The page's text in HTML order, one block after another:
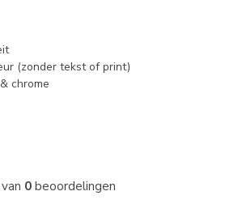
(zonder tekst of print)
chrome
0beoordelingen